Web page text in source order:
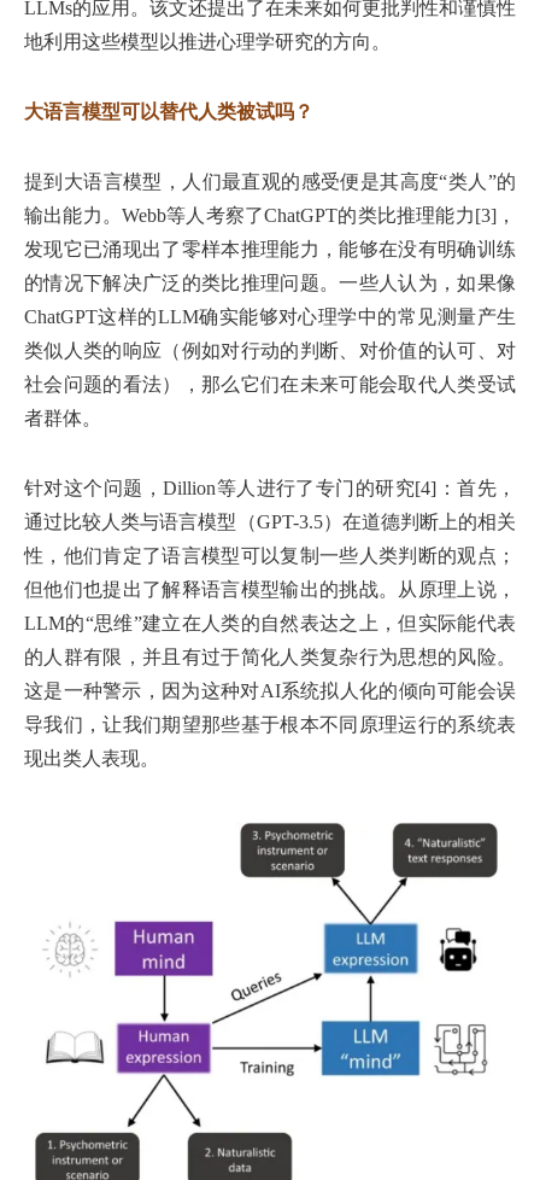
LLMs的应用。该文还提出了在未来如何更批判性和谨慎性
地利用这些模型以推进心理学研究的方向。
大语言模型可以替代人类被试吗？
提到大语言模型，人们最直观的感受便是其高度“类人”的
输出能力。Webb等人考察了ChatGPT的类比推理能力[3]，
发现它已涌现出了零样本推理能力，能够在没有明确训练
的情况下解决广泛的类比推理问题。一些人认为，如果像
ChatGPT这样的LLM确实能够对心理学中的常见测量产生
类似人类的响应（例如对行动的判断、对价值的认可、对
社会问题的看法），那么它们在未来可能会取代人类受试
者群体。
针对这个问题，Dillion等人进行了专门的研究[4]：首先，
通过比较人类与语言模型（GPT-3.5）在道德判断上的相关
性，他们肯定了语言模型可以复制一些人类判断的观点；
但他们也提出了解释语言模型输出的挑战。从原理上说，
LLM的“思维”建立在人类的自然表达之上，但实际能代表
的人群有限，并且有过于简化人类复杂行为思想的风险。
这是一种警示，因为这种对AI系统拟人化的倾向可能会误
导我们，让我们期望那些基于根本不同原理运行的系统表
现出类人表现。